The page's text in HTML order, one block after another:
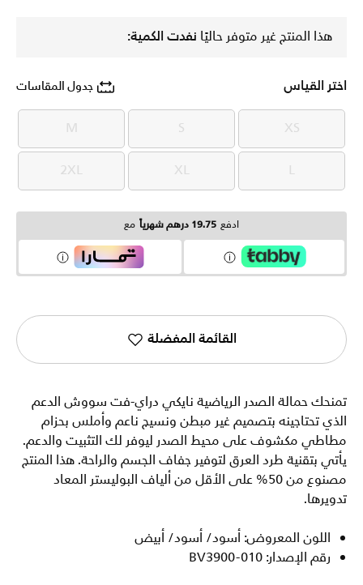
هذا المنتج غير متوفر حاليًا نفدت الكمية:
اختر القياس جدول المقاسات
XS
XS
S
S
M
M
L
L
XL
XL
2XL
2XL
ادفع 19.75 درهم شهرياً مع
القائمة المفضلة
تمنحك حمالة الصدر الرياضية نايكي دراي-فت سووش الدعم
الذي تحتاجينه بتصميم غير مبطن ونسيج ناعم وأملس بحزام
مطاطي مكشوف على محيط الصدر ليوفر لك التثبيت والدعم.
يأتي بتقنية طرد العرق لتوفير جفاف الجسم والراحة. هذا المنتج
مصنوع من 50% على الأقل من ألياف البوليستر المعاد
تدويرها.
اللون المعروض: أسود/ أسود/ أبيض
رقم الإصدار: BV3900-010